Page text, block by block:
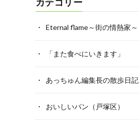
Eternal flame～街の情熱家～
「また食べにいきます」
あっちゅん編集長の散歩日記
おいしいパン（戸塚区）